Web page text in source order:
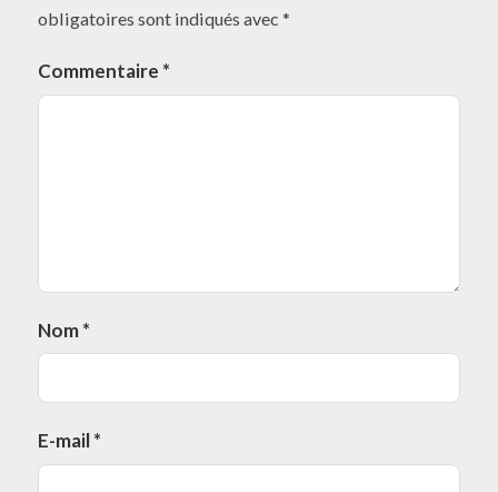
obligatoires sont indiqués avec *
Commentaire *
Nom*
E-mail*